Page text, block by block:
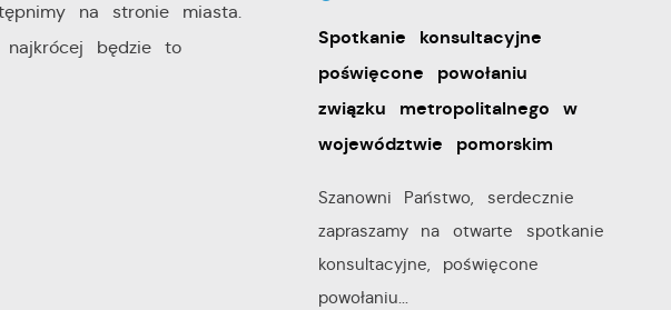
na stronie miasta.
najkrócej będzie to
Spotkanie konsultacyjne
poświęcone powołaniu
związku metropolitalnego w
województwie pomorskim
Szanowni Państwo, serdecznie
zapraszamy na otwarte spotkanie
konsultacyjne, poświęcone
powołaniu...